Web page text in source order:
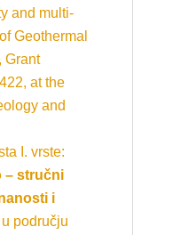
and multi-
Geothermal
Grant
at the
and
I. vrste:
– stručni
i
području